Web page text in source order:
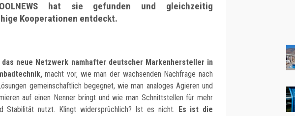
hat sie gefunden und gleichzeitig
Kooperationen entdeckt.
das neue Netzwerk namhafter deutscher Markenhersteller in
macht vor, wie man der wachsenden Nachfrage nach
gemeinschaftlich begegnet, wie man analoges Agieren und
auf einen Nenner bringt und wie man Schnittstellen für mehr
Stabilität nutzt. Klingt widersprüchlich? Ist es nicht.
Es ist die